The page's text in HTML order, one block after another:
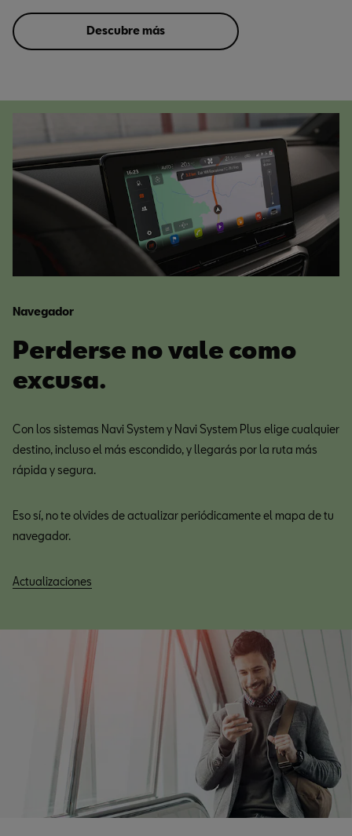
Descubre más
Navegador
Perderse no vale como
excusa.
Con los sistemas Navi System y Navi System Plus elige cualquier
destino, incluso el más escondido, y llegarás por la ruta más
rápida y segura.
Eso sí, no te olvides de actualizar periódicamente el mapa de tu
navegador.
Actualizaciones